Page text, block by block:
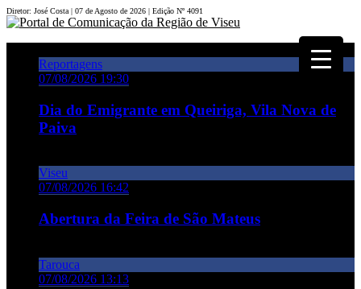
Diretor: José Costa | 07 de Agosto de 2026 | Edição Nº 4091
Reportagens
07/08/2026 19:30
Dia do Emigrante em Queiriga, Vila Nova de
Paiva
Viseu
07/08/2026 16:42
Abertura da Feira de São Mateus
Tarouca
07/08/2026 13:13